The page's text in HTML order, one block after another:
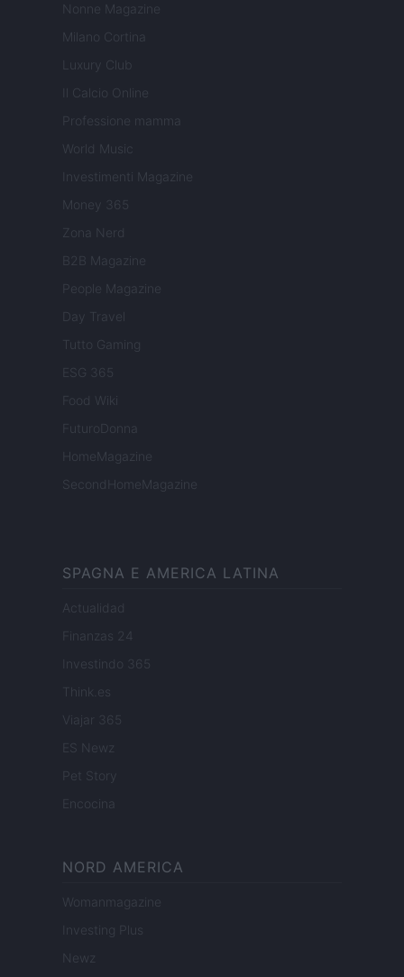
Nonne Magazine
Milano Cortina
Luxury Club
Il Calcio Online
Professione mamma
World Music
Investimenti Magazine
Money 365
Zona Nerd
B2B Magazine
People Magazine
Day Travel
Tutto Gaming
ESG 365
Food Wiki
FuturoDonna
HomeMagazine
SecondHomeMagazine
SPAGNA E AMERICA LATINA
Actualidad
Finanzas 24
Investindo 365
Think.es
Viajar 365
ES Newz
Pet Story
Encocina
NORD AMERICA
Womanmagazine
Investing Plus
Newz